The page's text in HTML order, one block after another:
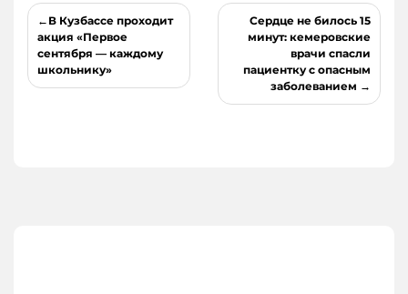
Навигация
по
записям
В Кузбассе проходит
акция «Первое
сентября — каждому
школьнику»
Сердце не билось 15
минут: кемеровские
врачи спасли
пациентку с опасным
заболеванием